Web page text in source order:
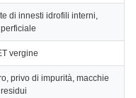
di innesti idrofili interni,
vergine
privo di impurità, macchie